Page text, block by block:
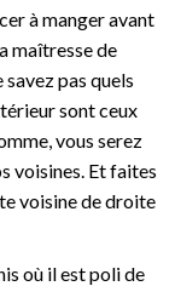
à manger avant
maîtresse de
savez pas quels
sont ceux
vous serez
voisines. Et faites
voisine de droite
où il est poli de